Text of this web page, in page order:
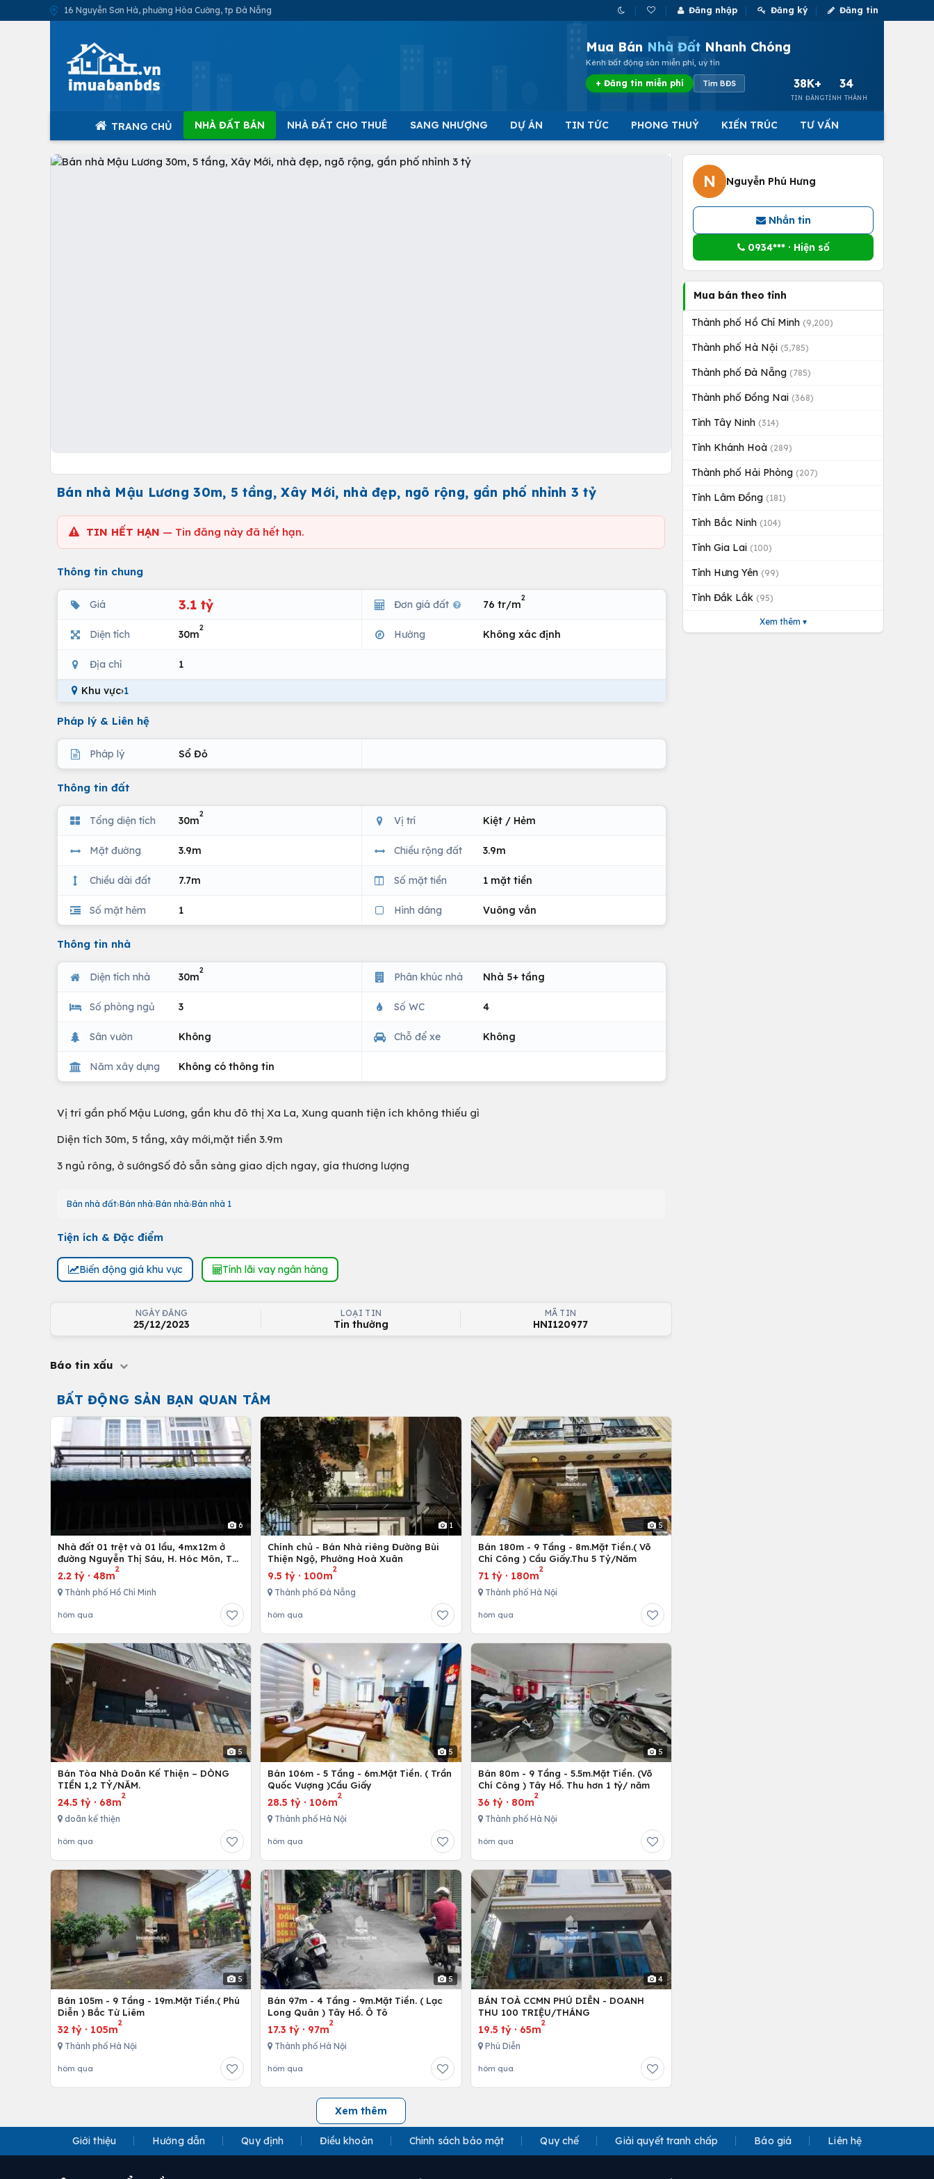
16 Nguyễn Sơn Hà, phường Hòa Cường, tp Đà Nẵng Đăng nhập Đăng ký Đăng tin
Mua Bán Nhà Đất Nhanh Chóng
Kênh bất động sản miễn phí, uy tín
+ Đăng tin miễn phí Tìm BĐS 38K+
TIN ĐĂNG
34
TỈNH THÀNH
TRANG CHỦ NHÀ ĐẤT BÁN NHÀ ĐẤT CHO THUÊ SANG NHƯỢNG DỰ ÁN TIN TỨC PHONG THUỶ KIẾN TRÚC TƯ VẤN
Bán nhà Mậu Lương 30m, 5 tầng, Xây Mới, nhà đẹp, ngõ rộng, gần phố nhỉnh 3 tỷ
TIN HẾT HẠN — Tin đăng này đã hết hạn.
Thông tin chung
Giá 3.1 tỷ Đơn giá đất 76 tr/m
2
Diện tích 30m
2
Hướng Không xác định
Địa chỉ 1
Khu vực›1
Pháp lý & Liên hệ
Pháp lý Sổ Đỏ
Thông tin đất
Tổng diện tích 30m
2
Vị trí Kiệt / Hẻm
Mặt đường 3.9m Chiều rộng đất 3.9m
Chiều dài đất 7.7m Số mặt tiền 1 mặt tiền
Số mặt hẻm 1 Hình dáng Vuông vắn
Thông tin nhà
Diện tích nhà 30m
2
Phân khúc nhà Nhà 5+ tầng
Số phòng ngủ 3 Số WC 4
Sân vườn Không Chỗ để xe Không
Năm xây dựng Không có thông tin
Vị trí gần phố Mậu Lương, gần khu đô thị Xa La, Xung quanh tiện ích không thiếu gì
Diện tích 30m, 5 tầng, xây mới,mặt tiền 3.9m
3 ngủ rông, ở sướngSố đỏ sẵn sàng giao dịch ngay, gía thương lượng
Bán nhà đất Bán nhà Bán nhà Bán nhà 1
Tiện ích & Đặc điểm
Biến động giá khu vực Tính lãi vay ngân hàng
NGÀY ĐĂNG
25/12/2023
LOẠI TIN
Tin thường
MÃ TIN
HNI120977
Báo tin xấu
BẤT ĐỘNG SẢN BẠN QUAN TÂM
6
Nhà đất 01 trệt và 01 lầu, 4mx12m ở
đường Nguyễn Thị Sáu, H. Hóc Môn, Tp.
Hồ Chí Minh
2.2 tỷ · 48m
2
Thành phố Hồ Chí Minh
hôm qua
1
Chính chủ - Bán Nhà riêng Đường Bùi
Thiện Ngộ, Phường Hoà Xuân
9.5 tỷ · 100m
2
Thành phố Đà Nẵng
hôm qua
5
Bán 180m - 9 Tầng - 8m.Mặt Tiền.( Võ
Chí Công ) Cầu Giấy.Thu 5 Tỷ/Năm
71 tỷ· 180m
2
Thành phố Hà Nội
hôm qua
5
Bán Tòa Nhà Doãn Kế Thiện – DÒNG
TIỀN 1,2 TỶ/NĂM.
24.5 tỷ · 68m
2
doãn kế thiện
hôm qua
5
Bán 106m - 5 Tầng - 6m.Mặt Tiền. ( Trần
Quốc Vượng )Cầu Giấy
28.5 tỷ · 106m
2
Thành phố Hà Nội
hôm qua
5
Bán 80m - 9 Tầng - 5.5m.Mặt Tiền. (Võ
Chí Công ) Tây Hồ. Thu hơn 1 tỷ/ năm
36 tỷ· 80m
2
Thành phố Hà Nội
hôm qua
5
Bán 105m - 9 Tầng - 19m.Mặt Tiền.( Phú
Diễn ) Bắc Từ Liêm
32 tỷ · 105m
2
Thành phố Hà Nội
hôm qua
5
Bán 97m - 4 Tầng - 9m.Mặt Tiền. ( Lạc
Long Quân ) Tây Hồ. Ô Tô
17.3 tỷ · 97m
2
Thành phố Hà Nội
hôm qua
4
BÁN TOÀ CCMN PHÚ DIỄN - DOANH
THU 100 TRIỆU/THÁNG
19.5 tỷ· 65m
2
Phú Diễn
hôm qua
Xem thêm
N Nguyễn Phú Hưng
Nhắn tin
0934*** · Hiện số
Mua bán theo tỉnh
Thành phố Hồ Chí Minh (9,200)
Thành phố Hà Nội (5,785)
Thành phố Đà Nẵng (785)
Thành phố Đồng Nai (368)
Tỉnh Tây Ninh (314)
Tỉnh Khánh Hoà (289)
Thành phố Hải Phòng (207)
Tỉnh Lâm Đồng (181)
Tỉnh Bắc Ninh (104)
Tỉnh Gia Lai (100)
Tỉnh Hưng Yên (99)
Tỉnh Đắk Lắk (95)
Xem thêm ▾
Giới thiệu Hướng dẫn Quy định Điều khoản Chính sách bảo mật Quy chế Giải quyết tranh chấp Báo giá Liên hệ